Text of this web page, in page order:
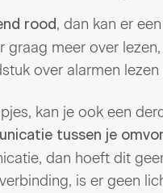
rood, dan kan er een
graag meer over
over alarmen lezen
kan je ook een
tussen je
dan hoeft dit
is er geen